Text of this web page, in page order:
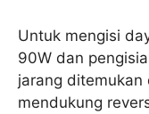
Untuk mengisi
90W dan
jarang ditemukan
mendukung